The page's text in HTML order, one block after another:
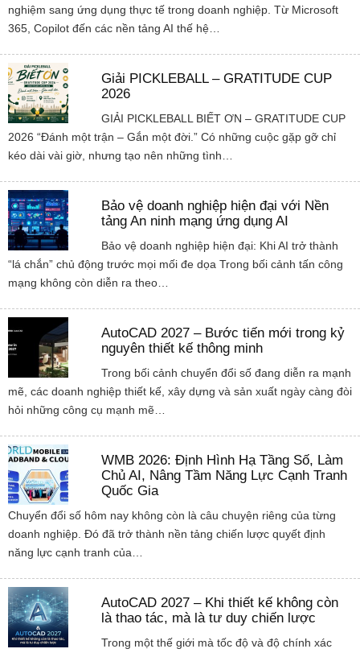
nghiệm sang ứng dụng thực tế trong doanh nghiệp. Từ Microsoft
365, Copilot đến các nền tảng AI thế hệ…
Giải PICKLEBALL – GRATITUDE CUP
2026
GIẢI PICKLEBALL BIẾT ƠN – GRATITUDE CUP
2026 “Đánh một trận – Gắn một đời.” Có những cuộc gặp gỡ chỉ
kéo dài vài giờ, nhưng tạo nên những tình…
Bảo vệ doanh nghiệp hiện đại với Nền
tảng An ninh mạng ứng dụng AI
Bảo vệ doanh nghiệp hiện đại: Khi AI trở thành
“lá chắn” chủ động trước mọi mối đe dọa Trong bối cảnh tấn công
mạng không còn diễn ra theo…
AutoCAD 2027 – Bước tiến mới trong kỷ
nguyên thiết kế thông minh
Trong bối cảnh chuyển đổi số đang diễn ra mạnh
mẽ, các doanh nghiệp thiết kế, xây dựng và sản xuất ngày càng đòi
hỏi những công cụ mạnh mẽ…
WMB 2026: Định Hình Hạ Tầng Số, Làm
Chủ AI, Nâng Tầm Năng Lực Cạnh Tranh
Quốc Gia
Chuyển đổi số hôm nay không còn là câu chuyện riêng của từng
doanh nghiệp. Đó đã trở thành nền tảng chiến lược quyết định
năng lực cạnh tranh của…
AutoCAD 2027 – Khi thiết kế không còn
là thao tác, mà là tư duy chiến lược
Trong một thế giới mà tốc độ và độ chính xác